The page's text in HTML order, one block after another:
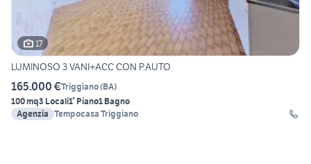
17
LUMINOSO 3 VANI+ACC CON P.AUTO
165.000 €Triggiano(BA)
100 mq3 Locali1° Piano1 Bagno
Agenzia Tempocasa Triggiano